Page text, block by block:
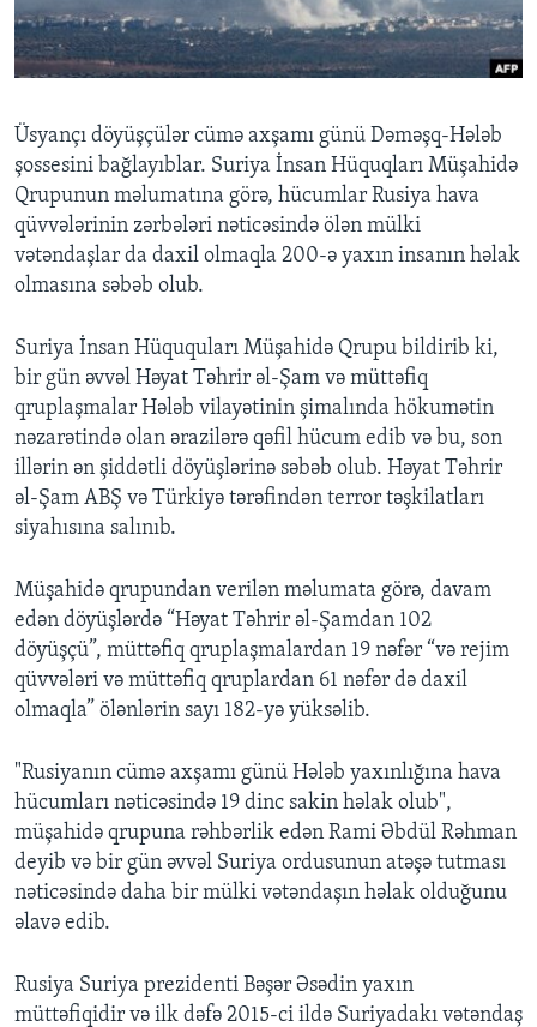
BIZI IZLƏYIN
Dillər
Üsyançı döyüşçülər cümə axşamı günü Dəməşq-Hələb
şossesini bağlayıblar. Suriya İnsan Hüquqları Müşahidə
Qrupunun məlumatına görə, hücumlar Rusiya hava
qüvvələrinin zərbələri nəticəsində ölən mülki
vətəndaşlar da daxil olmaqla 200-ə yaxın insanın həlak
olmasına səbəb olub.
Suriya İnsan Hüququları Müşahidə Qrupu bildirib ki,
bir gün əvvəl Həyat Təhrir əl-Şam və müttəfiq
qruplaşmalar Hələb vilayətinin şimalında hökumətin
nəzarətində olan ərazilərə qəfil hücum edib və bu, son
illərin ən şiddətli döyüşlərinə səbəb olub. Həyat Təhrir
əl-Şam ABŞ və Türkiyə tərəfindən terror təşkilatları
siyahısına salınıb.
Müşahidə qrupundan verilən məlumata görə, davam
edən döyüşlərdə “Həyat Təhrir əl-Şamdan 102
döyüşçü”, müttəfiq qruplaşmalardan 19 nəfər “və rejim
qüvvələri və müttəfiq qruplardan 61 nəfər də daxil
olmaqla” ölənlərin sayı 182-yə yüksəlib.
"Rusiyanın cümə axşamı günü Hələb yaxınlığına hava
hücumları nəticəsində 19 dinc sakin həlak olub",
müşahidə qrupuna rəhbərlik edən Rami Əbdül Rəhman
deyib və bir gün əvvəl Suriya ordusunun atəşə tutması
nəticəsində daha bir mülki vətəndaşın həlak olduğunu
əlavə edib.
Rusiya Suriya prezidenti Bəşər Əsədin yaxın
müttəfiqidir və ilk dəfə 2015-ci ildə Suriyadakı vətəndaş